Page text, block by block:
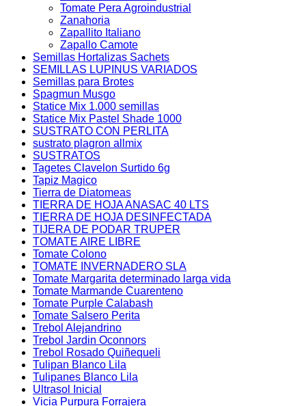
Tomate Pera Agroindustrial
Zanahoria
Zapallito Italiano
Zapallo Camote
Semillas Hortalizas Sachets
SEMILLAS LUPINUS VARIADOS
Semillas para Brotes
Spagmun Musgo
Statice Mix 1.000 semillas
Statice Mix Pastel Shade 1000
SUSTRATO CON PERLITA
sustrato plagron allmix
SUSTRATOS
Tagetes Clavelon Surtido 6g
Tapiz Magico
Tierra de Diatomeas
TIERRA DE HOJA ANASAC 40 LTS
TIERRA DE HOJA DESINFECTADA
TIJERA DE PODAR TRUPER
TOMATE AIRE LIBRE
Tomate Colono
TOMATE INVERNADERO SLA
Tomate Margarita determinado larga vida
Tomate Marmande Cuarenteno
Tomate Purple Calabash
Tomate Salsero Perita
Trebol Alejandrino
Trebol Jardin Oconnors
Trebol Rosado Quiñequeli
Tulipan Blanco Lila
Tulipanes Blanco Lila
Ultrasol Inicial
Vicia Purpura Forrajera